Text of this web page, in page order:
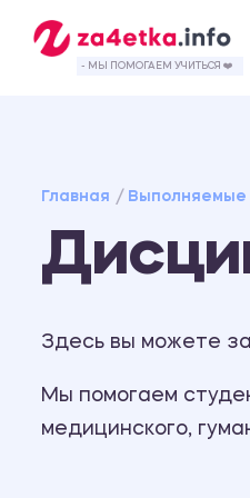
- МЫ ПОМОГАЕМ УЧИТЬСЯ ❤️
Главная
Здесь вы можете
Мы помогаем
медицинского,